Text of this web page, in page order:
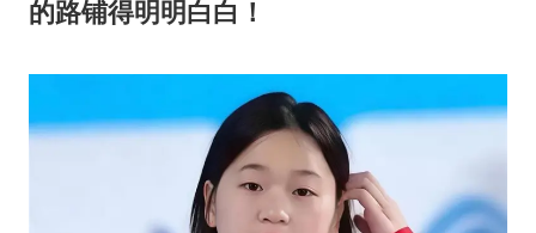
的路铺得明明白白！